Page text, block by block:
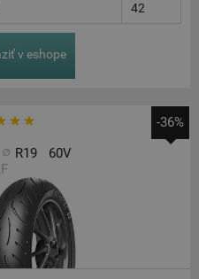
42
v eshope
R19
60V
-36%